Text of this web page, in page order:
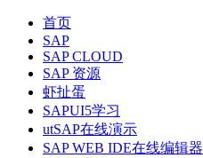
首页
SAP
SAP CLOUD
SAP 资源
虾扯蛋
SAPUI5学习
utSAP在线演示
SAP WEB IDE在线编辑器